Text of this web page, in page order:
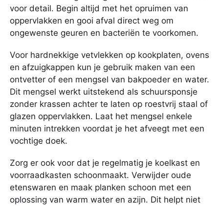
voor detail. Begin altijd met het opruimen van
oppervlakken en gooi afval direct weg om
ongewenste geuren en bacteriën te voorkomen.
Voor hardnekkige vetvlekken op kookplaten, ovens
en afzuigkappen kun je gebruik maken van een
ontvetter of een mengsel van bakpoeder en water.
Dit mengsel werkt uitstekend als schuursponsje
zonder krassen achter te laten op roestvrij staal of
glazen oppervlakken. Laat het mengsel enkele
minuten intrekken voordat je het afveegt met een
vochtige doek.
Zorg er ook voor dat je regelmatig je koelkast en
voorraadkasten schoonmaakt. Verwijder oude
etenswaren en maak planken schoon met een
oplossing van warm water en azijn. Dit helpt niet